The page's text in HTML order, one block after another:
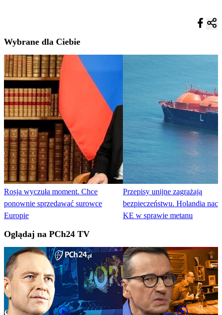
Wybrane dla Ciebie
Rosja wyczuła moment. Chce
ponownie sprzedawać surowce
Europie
Przepisy unijne zagrażają
bezpieczeństwu. Holandia
KE w sprawie metanu
Oglądaj na PCh24 TV